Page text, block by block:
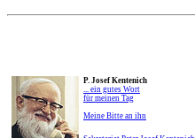
P. Josef Kentenich
... ein gutes Wort
für meinen Tag
Meine Bitte an ihn